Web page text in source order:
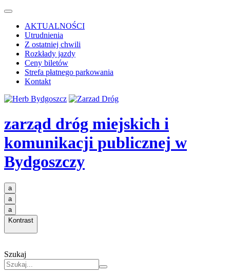
AKTUALNOŚCI
Utrudnienia
Z ostatniej chwili
Rozkłady jazdy
Ceny biletów
Strefa płatnego parkowania
Kontakt
zarząd dróg miejskich i
komunikacji publicznej w
Bydgoszczy
a
a
a
Kontrast
Szukaj